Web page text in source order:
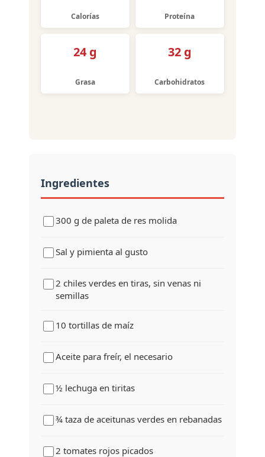
Calorías Proteína
24 g
Grasa
32 g
Carbohidratos
Ingredientes
300 g de paleta de res molida
Sal y pimienta al gusto
2 chiles verdes en tiras, sin venas ni
semillas
10 tortillas de maíz
Aceite para freír, el necesario
½ lechuga en tiritas
¾ taza de aceitunas verdes en rebanadas
2 tomates rojos picados